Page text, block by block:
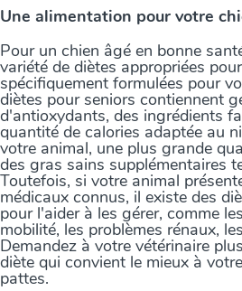
Une alimentation pour votre
Pour un chien âgé en bonne
variété de diètes appropriées
spécifiquement formulées pour
diètes pour seniors contiennent
d'antioxydants, des ingrédients
quantité de calories adaptée au
votre animal, une plus grande
des gras sains supplémentaires
Toutefois, si votre animal
médicaux connus, il existe des
pour l'aider à les gérer, comme
mobilité, les problèmes rénaux,
Demandez à votre vétérinaire
diète qui convient le mieux à
pattes.